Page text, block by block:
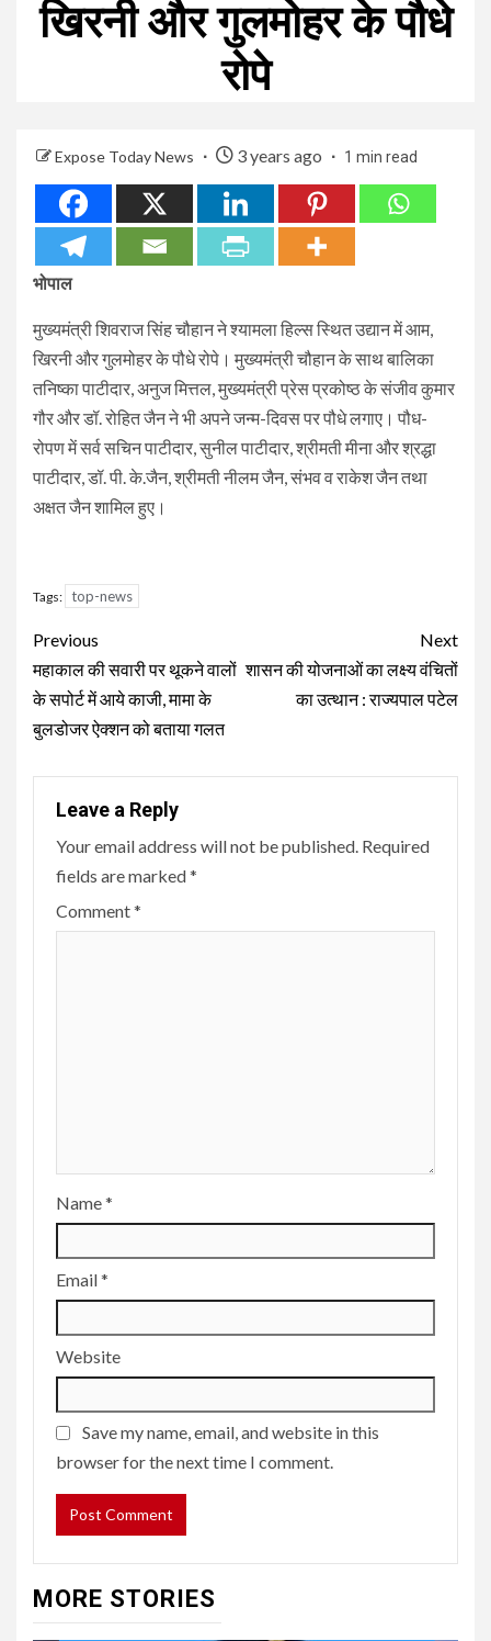
खिरनी और गुलमोहर के पौधे
रोपे
Expose Today News 3 years ago 1 min read
भोपाल
मुख्यमंत्री शिवराज सिंह चौहान ने श्यामला हिल्स स्थित उद्यान में आम,
खिरनी और गुलमोहर के पौधे रोपे। मुख्यमंत्री चौहान के साथ बालिका
तनिष्का पाटीदार, अनुज मित्तल, मुख्यमंत्री प्रेस प्रकोष्ठ के संजीव कुमार
गौर और डॉ. रोहित जैन ने भी अपने जन्म-दिवस पर पौधे लगाए। पौध-
रोपण में सर्व सचिन पाटीदार, सुनील पाटीदार, श्रीमती मीना और श्रद्धा
पाटीदार, डॉ. पी. के.जैन, श्रीमती नीलम जैन, संभव व राकेश जैन तथा
अक्षत जैन शामिल हुए।
Tags: top-news
Continue
Reading
Previous
महाकाल की सवारी पर थूकने वालों
के सपोर्ट में आये काजी, मामा के
बुलडोजर ऐक्शन को बताया गलत
Next
शासन की योजनाओं का लक्ष्य वंचितों
का उत्थान : राज्यपाल पटेल
Leave a Reply
Your email address will not be published. Required
fields are marked*
Comment*
Name*
Email*
Website
Save my name, email, and website in this
browser for the next time I comment.
MORE STORIES